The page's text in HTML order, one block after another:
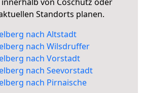
Standorts planen.
nach Altstadt
nach Wilsdruffer
nach Vorstadt
nach Seevorstadt
nach Pirnaische